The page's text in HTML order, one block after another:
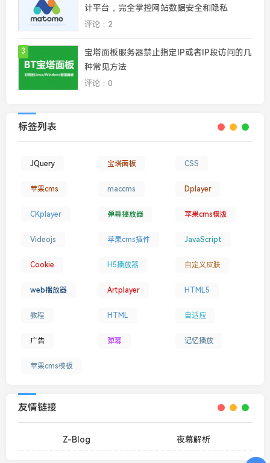
计平台，完全掌控网站数据安全和隐私
评论：2
3
宝塔面板服务器禁止指定IP或者IP段访问的几
种常见方法
评论：0
标签列表
JQuery 宝塔面板 CSS
苹果cms maccms Dplayer
CKplayer 弹幕播放器 苹果cms模版
Videojs 苹果cms插件 JavaScript
Cookie H5播放器 自定义皮肤
web播放器 Artplayer HTML5
教程 HTML 自适应
广告 弹幕 记忆播放
苹果cms模板
友情链接
Z-Blog 夜幕解析